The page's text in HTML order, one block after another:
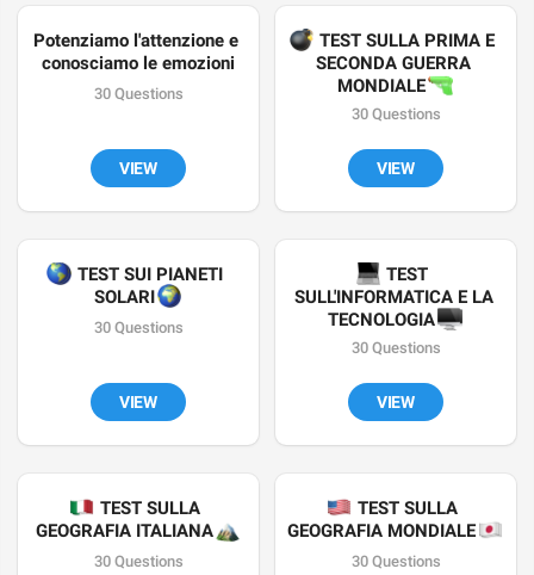
Potenziamo l'attenzione e
conosciamo le emozioni
30 Questions
VIEW
💣 TEST SULLA PRIMA E
SECONDA GUERRA
MONDIALE
🔫
30 Questions
VIEW
TEST SUI PIANETI
SOLARI
30 Questions
VIEW
💻
TEST
SULL'INFORMATICA E LA
TECNOLOGIA
🖥
30 Questions
VIEW
TEST SULLA
GEOGRAFIA ITALIANA
🏔
30 Questions
TEST SULLA
GEOGRAFIA MONDIALE
30 Questions